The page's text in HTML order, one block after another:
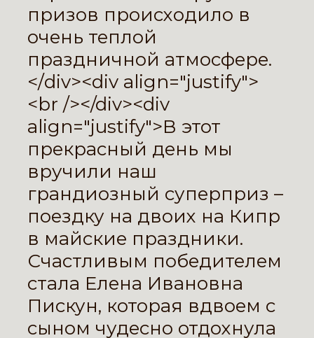
призов происходило в
очень теплой
праздничной атмосфере.
</div><div align="justify">
<br /></div><div
align="justify">В этот
прекрасный день мы
вручили наш
грандиозный суперприз –
поездку на двоих на Кипр
в майские праздники.
Счастливым победителем
стала Елена Ивановна
Пискун, которая вдвоем с
сыном чудесно отдохнула